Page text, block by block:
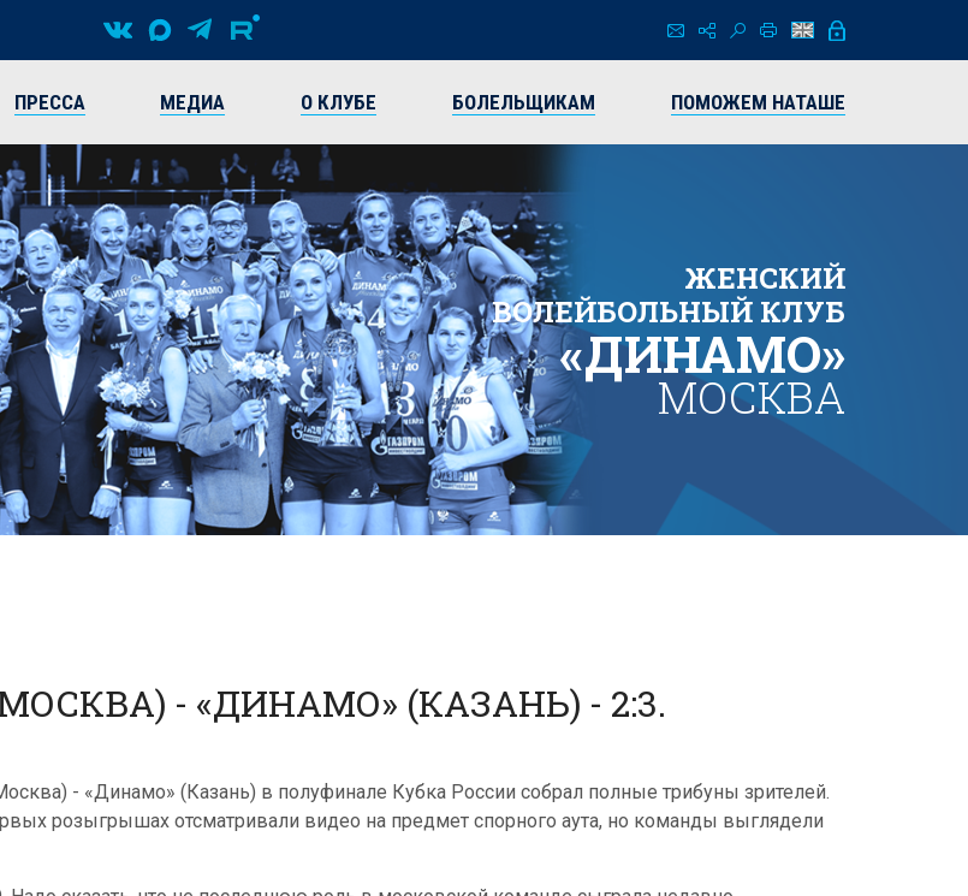
ПРЕССА МЕДИА О КЛУБЕ БОЛЕЛЬЩИКАМ ПОМОЖЕМ НАТАШЕ
ЖЕНСКИЙ
ВОЛЕЙБОЛЬНЫЙ КЛУБ
«ДИНАМО»
МОСКВА
- «ДИНАМО» (КАЗАНЬ) - 2:3.
- «Динамо» (Казань) в полуфинале Кубка России собрал полные трибуны зрителей.
розыгрышах отсматривали видео на предмет спорного аута, но команды выглядели